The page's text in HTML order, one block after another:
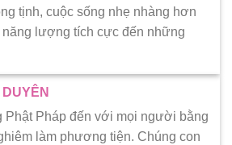
tịnh, cuộc sống nhẹ nhàng hơn
năng lượng tích cực đến những
Phật Pháp đến với mọi người bằng
làm phương tiện. Chúng con